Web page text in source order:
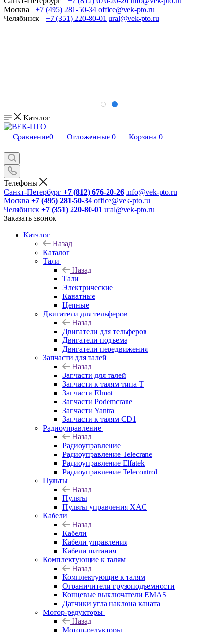
Москва
+7 (495) 281-50-34 office@vek-pto.ru
Челябинск
+7 (351) 220-80-01 ural@vek-pto.ru
Каталог
Сравнение0 Отложенные 0 Корзина 0
Телефоны
Санкт-Петербург +7 (812) 676-20-26 info@vek-pto.ru
Москва +7 (495) 281-50-34 office@vek-pto.ru
Челябинск +7 (351) 220-80-01 ural@vek-pto.ru
Заказать звонок
Каталог
Назад
Каталог
Тали
Назад
Тали
Электрические
Канатные
Цепные
Двигатели для тельферов
Назад
Двигатели для тельферов
Двигатели подъема
Двигатели передвижения
Запчасти для талей
Назад
Запчасти для талей
Запчасти к талям типа Т
Запчасти Elmot
Запчасти Podemcrane
Запчасти Yantra
Запчасти к талям CD1
Радиоуправление
Назад
Радиоуправление
Радиоуправление Telecrane
Радиоуправление Elfatek
Радиоуправление Telecontrol
Пульты
Назад
Пульты
Пульты управления XAC
Кабели
Назад
Кабели
Кабели управления
Кабели питания
Комплектующие к талям
Назад
Комплектующие к талям
Ограничители грузоподъемности
Концевые выключатели EMAS
Датчики угла наклона каната
Мотор-редукторы
Назад
Мотор-редукторы